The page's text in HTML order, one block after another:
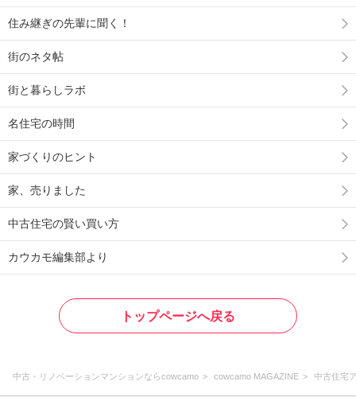
住み継ぎの先輩に聞く！
街のネタ帖
街と暮らしラボ
名住宅の時間
家づくりのヒント
家、売りました
中古住宅の賢い買い方
カウカモ編集部より
トップページへ戻る
中古・リノベーションマンションならcowcamo cowcamo MAGAZINE 中古住宅